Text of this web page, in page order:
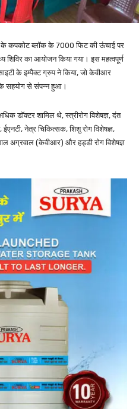
के कपकोट ब्लॉक के 7000 फिट की ऊंचाई पर
शिविर का आयोजन किया गया। इस महत्वपूर्ण
के इम्पैक्ट ग्रुप ने किया, जो केवीआर
सहयोग से संपन्न हुआ।
डॉक्टर शामिल थे, स्त्रीरोग विशेषज्ञ, दंत
नेत्र चिकित्सक, शिशु रोग विशेषज्ञ,
अग्रवाल (केवीआर) और हड्डी रोग विशेषज्ञ